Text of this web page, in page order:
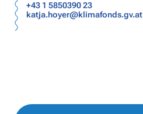
+43 1 5850390 23
katja.hoyer@klimafonds.gv.at